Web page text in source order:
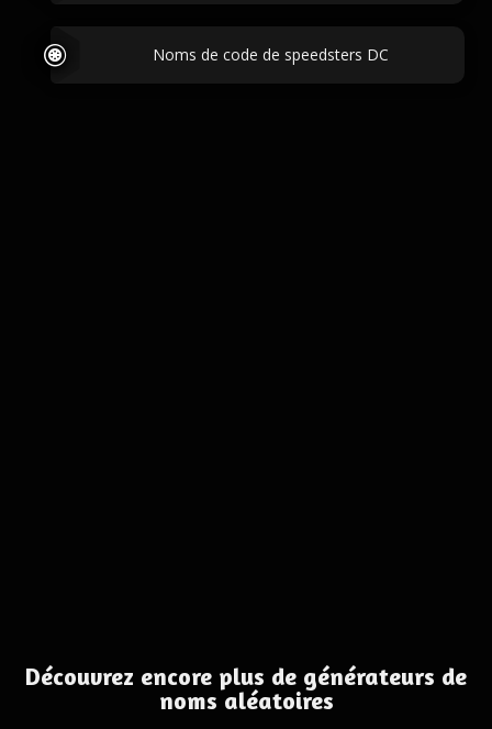
Noms de code de speedsters DC
Découvrez encore plus de générateurs de
noms aléatoires